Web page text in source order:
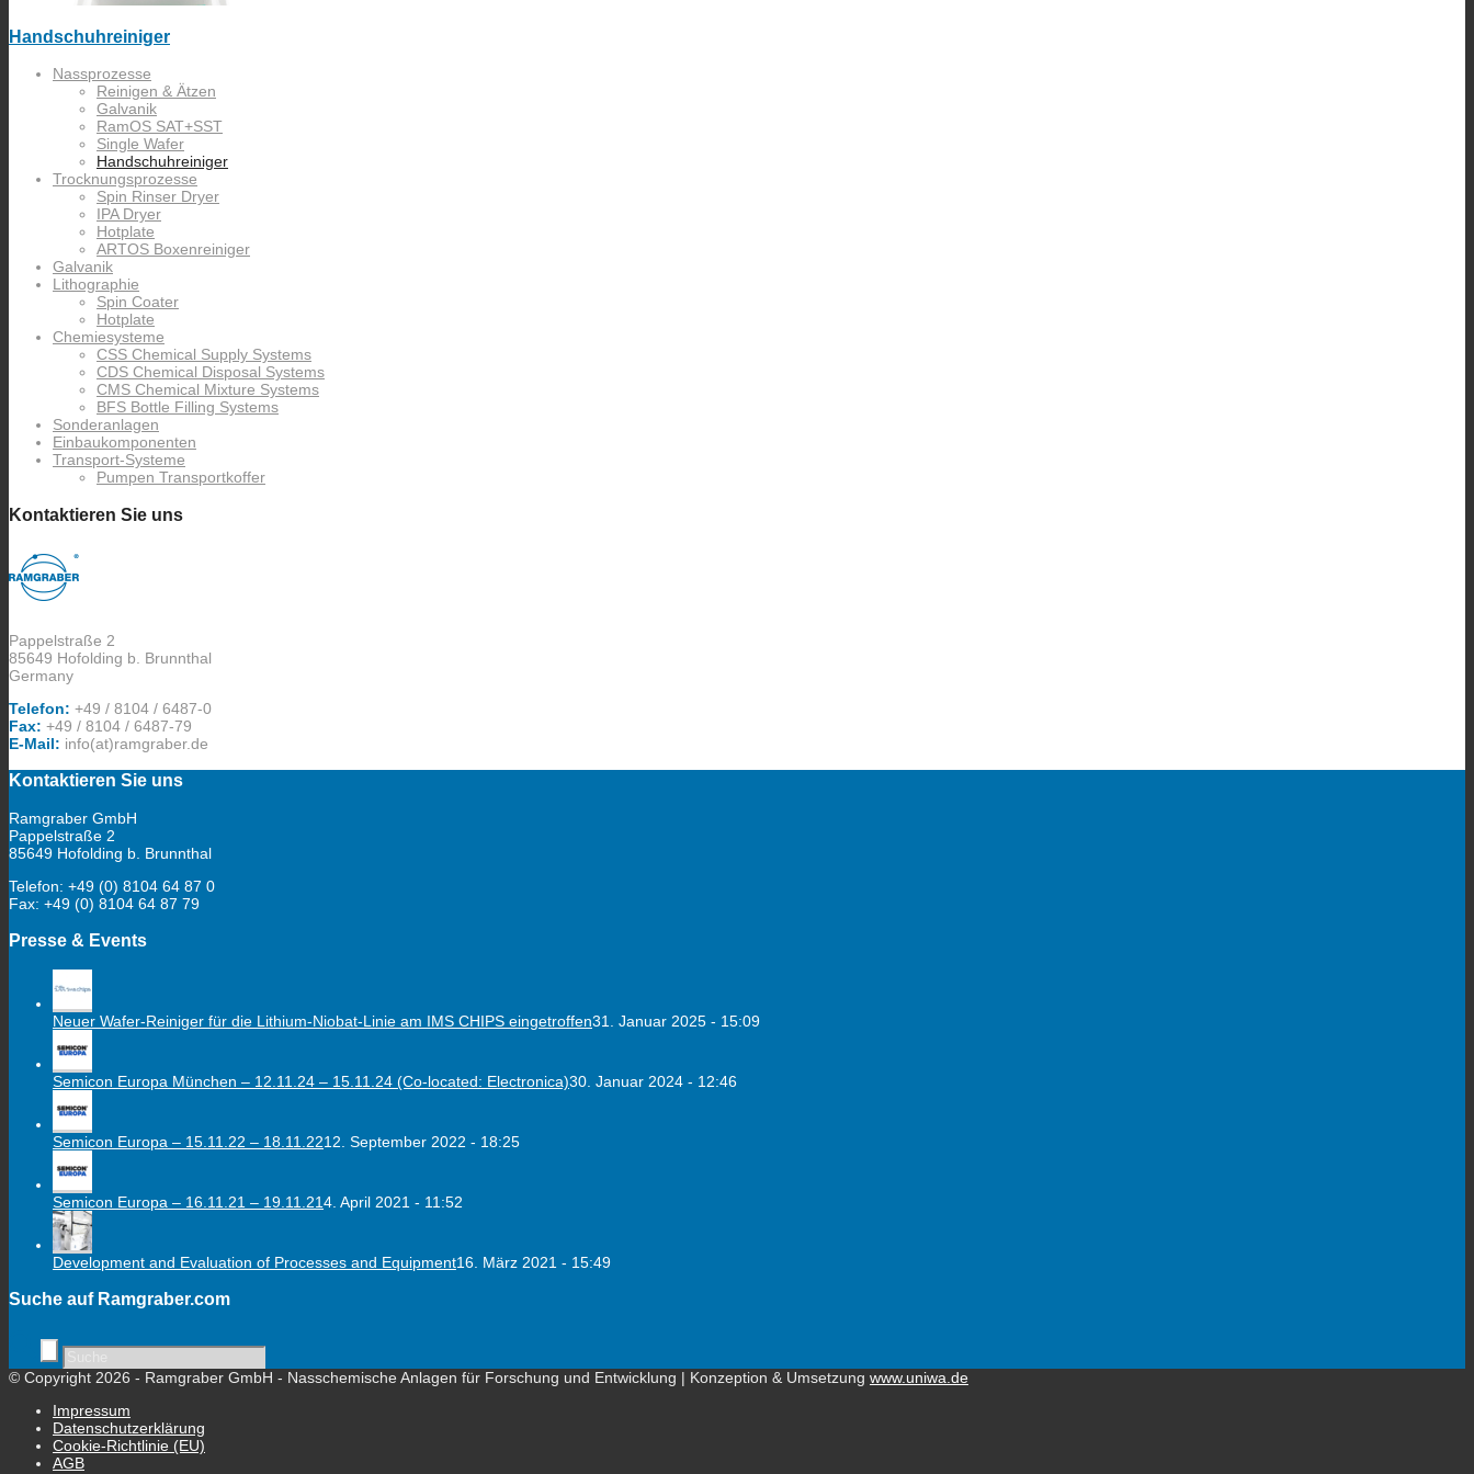
Handschuhreiniger
Nassprozesse
Reinigen & Ätzen
Galvanik
RamOS SAT+SST
Single Wafer
Handschuhreiniger
Trocknungsprozesse
Spin Rinser Dryer
IPA Dryer
Hotplate
ARTOS Boxenreiniger
Galvanik
Lithographie
Spin Coater
Hotplate
Chemiesysteme
CSS Chemical Supply Systems
CDS Chemical Disposal Systems
CMS Chemical Mixture Systems
BFS Bottle Filling Systems
Sonderanlagen
Einbaukomponenten
Transport-Systeme
Pumpen Transportkoffer
Kontaktieren Sie uns
Pappelstraße 2
85649 Hofolding b. Brunnthal
Germany
Telefon: +49 / 8104 / 6487-0
Fax: +49 / 8104 / 6487-79
E-Mail: info(at)ramgraber.de
Kontaktieren Sie uns
Ramgraber GmbH
Pappelstraße 2
85649 Hofolding b. Brunnthal
Telefon: +49 (0) 8104 64 87 0
Fax: +49 (0) 8104 64 87 79
Presse & Events
Neuer Wafer-Reiniger für die Lithium-Niobat-Linie am IMS CHIPS eingetroffen31. Januar 2025 - 15:09
Semicon Europa München – 12.11.24 – 15.11.24 (Co-located: Electronica)30. Januar 2024 - 12:46
Semicon Europa – 15.11.22 – 18.11.2212. September 2022 - 18:25
Semicon Europa – 16.11.21 – 19.11.214. April 2021 - 11:52
Development and Evaluation of Processes and Equipment16. März 2021 - 15:49
Suche auf Ramgraber.com
© Copyright 2026 - Ramgraber GmbH - Nasschemische Anlagen für Forschung und Entwicklung | Konzeption & Umsetzung www.uniwa.de
Impressum
Datenschutzerklärung
Cookie-Richtlinie (EU)
AGB